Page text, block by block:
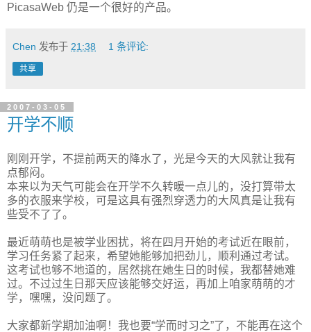
PicasaWeb 仍是一个很好的产品。
Chen 发布于 21:38 1 条评论:
共享
2007-03-05
开学不顺
刚刚开学，不提前两天的降水了，光是今天的大风就让我有
点郁闷。
本来以为天气可能会在开学不久转暖一点儿的，没打算带太
多的衣服来学校，可是这具有强烈穿透力的大风真是让我有
些受不了了。
最近萌萌也是被学业困扰，将在四月开始的考试近在眼前，
学习任务紧了起来，希望她能够加把劲儿，顺利通过考试。
这考试也够不地道的，居然挑在她生日的时候，我都替她难
过。不过过生日那天应该能够交好运，再加上咱家萌萌的才
学，嘿嘿，没问题了。
大家都新学期加油啊！我也要“学而时习之”了，不能再在这个